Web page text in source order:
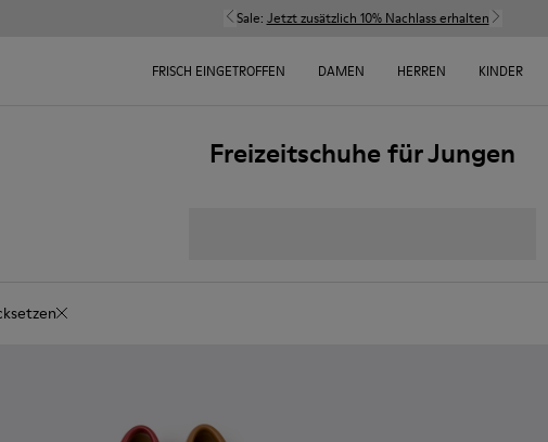
Sale: Jetzt zusätzlich 10% Nachlass erhalten
FRISCH EINGETROFFEN DAMEN HERREN KINDER
Freizeitschuhe für Jungen